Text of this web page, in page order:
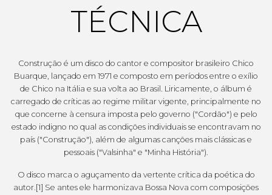
TÉCNICA
Construção é um disco do cantor e compositor brasileiro Chico
Buarque, lançado em 1971 e composto em períodos entre o exílio
de Chico na Itália e sua volta ao Brasil. Liricamente, o álbum é
carregado de críticas ao regime militar vigente, principalmente no
que concerne à censura imposta pelo governo ("Cordão") e pelo
estado indigno no qual as condições individuais se encontravam no
país ("Construção"), além de algumas canções mais clássicas e
pessoais ("Valsinha" e "Minha História").
O disco marca o aguçamento da vertente crítica da poética do
autor.[1] Se antes ele harmonizava Bossa Nova com composições